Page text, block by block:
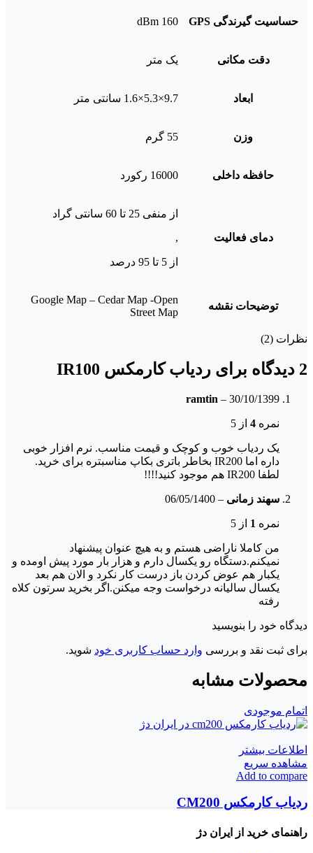
حساسیت گیرندگی GPS 160 dBm
دقت مکانی یک متر
ابعاد 9.7×5.3×1.6 سانتی متر
وزن 55 گرم
حافظه داخلی 16000 رکورد
دمای فعالیت
از منفی 25 تا 60 سانتی گراد
,
از 5 تا 95 درصد
توضیحات نقشه
Google Map – Cedar Map -Open
Street Map
نظرات (2)
2 دیدگاه برای ردیاب کارمکس IR100
ramtin – 30/10/1399
نمره 4 از 5
یک ردیاب خوب و کوچک و قیمت مناسب. نرم افزار خوبی
داره اما IR200 بخاطر باتری بکاپ مناسبتره برای خرید.
لطفا IR200 هم موجود کنید!!!!
سهند زمانی –
06/05/1400
نمره 1 از 5
من کاملا ناراضی هستم و به هیچ عنوان پیشنهاد
نمیکنم.دستگاه رو یکسال دارم و هزار بار مورد پیش اومده و
یکبار هم عوض کردن باز درست کار نکرد و الان هم بعد
یکسال سالیانه درخواست وجه میکنن.اگر بخرید سرتون کلاه
رفته
دیدگاه خود را بنویسید
برای ثبت نقد و بررسی وارد حساب کاربری خود شوید.
محصولات مشابه
اتمام موجودی
اطلاعات بیشتر
مشاهده سریع
Add to compare
ردیاب کارمکس CM200
راهنمای خرید از ایران دژ